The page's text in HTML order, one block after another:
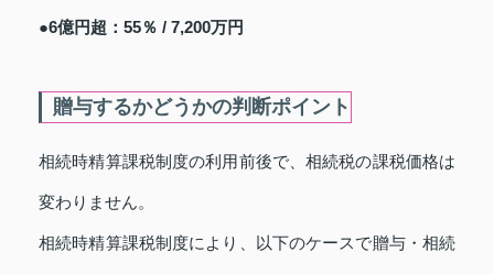
●6億円超：55％ / 7,200万円
贈与するかどうかの判断ポイント
相続時精算課税制度の利用前後で、相続税の課税価格は
変わりません。
相続時精算課税制度により、以下のケースで贈与・相続